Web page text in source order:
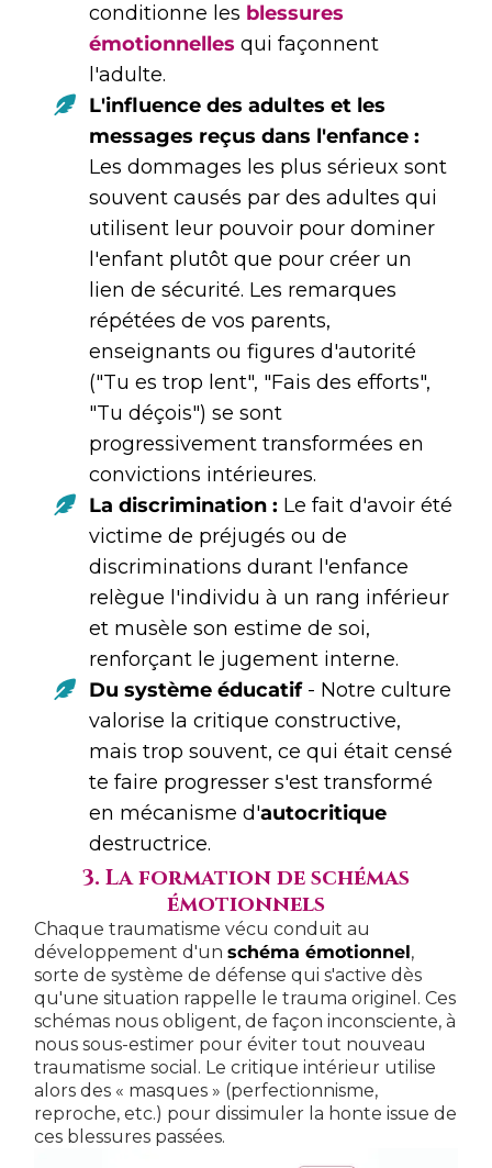
conditionne les blessures
émotionnelles qui façonnent
l'adulte.
L'influence des adultes et les
messages reçus dans l'enfance :
Les dommages les plus sérieux sont
souvent causés par des adultes qui
utilisent leur pouvoir pour dominer
l'enfant plutôt que pour créer un
lien de sécurité. Les remarques
répétées de vos parents,
enseignants ou figures d'autorité
("Tu es trop lent", "Fais des efforts",
"Tu déçois") se sont
progressivement transformées en
convictions intérieures.
La discrimination : Le fait d'avoir été
victime de préjugés ou de
discriminations durant l'enfance
relègue l'individu à un rang inférieur
et musèle son estime de soi,
renforçant le jugement interne.
Du système éducatif- Notre culture
valorise la critique constructive,
mais trop souvent, ce qui était censé
te faire progresser s'est transformé
en mécanisme d'autocritique
destructrice.
3. La formation de schémas
émotionnels
Chaque traumatisme vécu conduit au
développement d'un schéma émotionnel,
sorte de système de défense qui s'active dès
qu'une situation rappelle le trauma originel. Ces
schémas nous obligent, de façon inconsciente, à
nous sous-estimer pour éviter tout nouveau
traumatisme social. Le critique intérieur utilise
alors des « masques » (perfectionnisme,
reproche, etc.) pour dissimuler la honte issue de
ces blessures passées.